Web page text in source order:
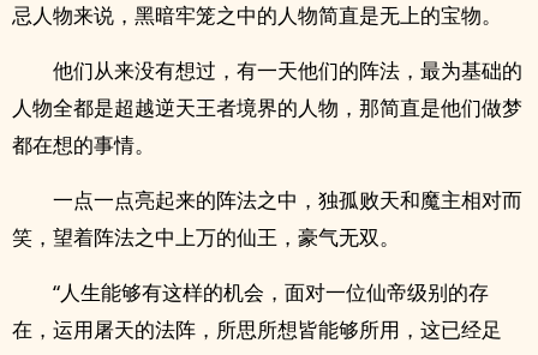
忌人物来说，黑暗牢笼之中的人物简直是无上的宝物。
他们从来没有想过，有一天他们的阵法，最为基础的
人物全都是超越逆天王者境界的人物，那简直是他们做梦
都在想的事情。
一点一点亮起来的阵法之中，独孤败天和魔主相对而
笑，望着阵法之中上万的仙王，豪气无双。
“人生能够有这样的机会，面对一位仙帝级别的存
在，运用屠天的法阵，所思所想皆能够所用，这已经足